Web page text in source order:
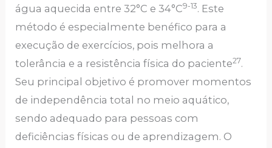
água aquecida entre 32°C e 34°C9-13. Este
método é especialmente benéfico para a
execução de exercícios, pois melhora a
tolerância e a resistência física do paciente27.
Seu principal objetivo é promover momentos
de independência total no meio aquático,
sendo adequado para pessoas com
deficiências físicas ou de aprendizagem. O